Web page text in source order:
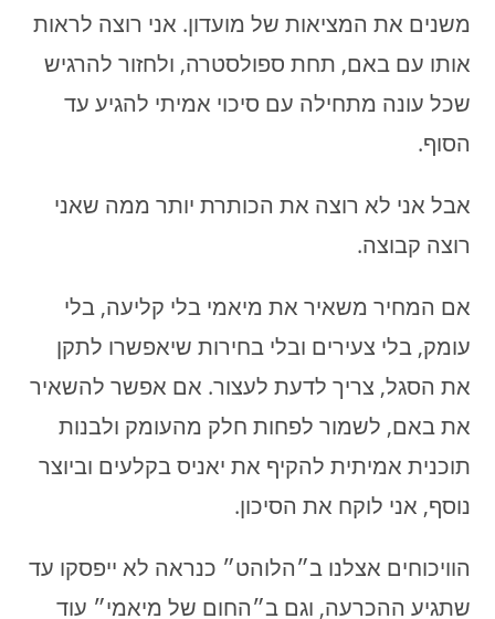
משנים את המציאות של מועדון. אני רוצה לראות
אותו עם באם, תחת ספולסטרה, ולחזור להרגיש
שכל עונה מתחילה עם סיכוי אמיתי להגיע עד
הסוף.
אבל אני לא רוצה את הכותרת יותר ממה שאני
רוצה קבוצה.
אם המחיר משאיר את מיאמי בלי קליעה, בלי
עומק, בלי צעירים ובלי בחירות שיאפשרו לתקן
את הסגל, צריך לדעת לעצור. אם אפשר להשאיר
את באם, לשמור לפחות חלק מהעומק ולבנות
תוכנית אמיתית להקיף את יאניס בקלעים וביוצר
נוסף, אני לוקח את הסיכון.
הוויכוחים אצלנו ב״הלוהט״ כנראה לא ייפסקו עד
שתגיע ההכרעה, וגם ב״החום של מיאמי״ עוד